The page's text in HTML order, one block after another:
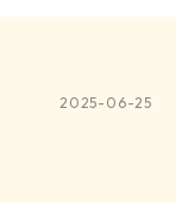
2025-06-25